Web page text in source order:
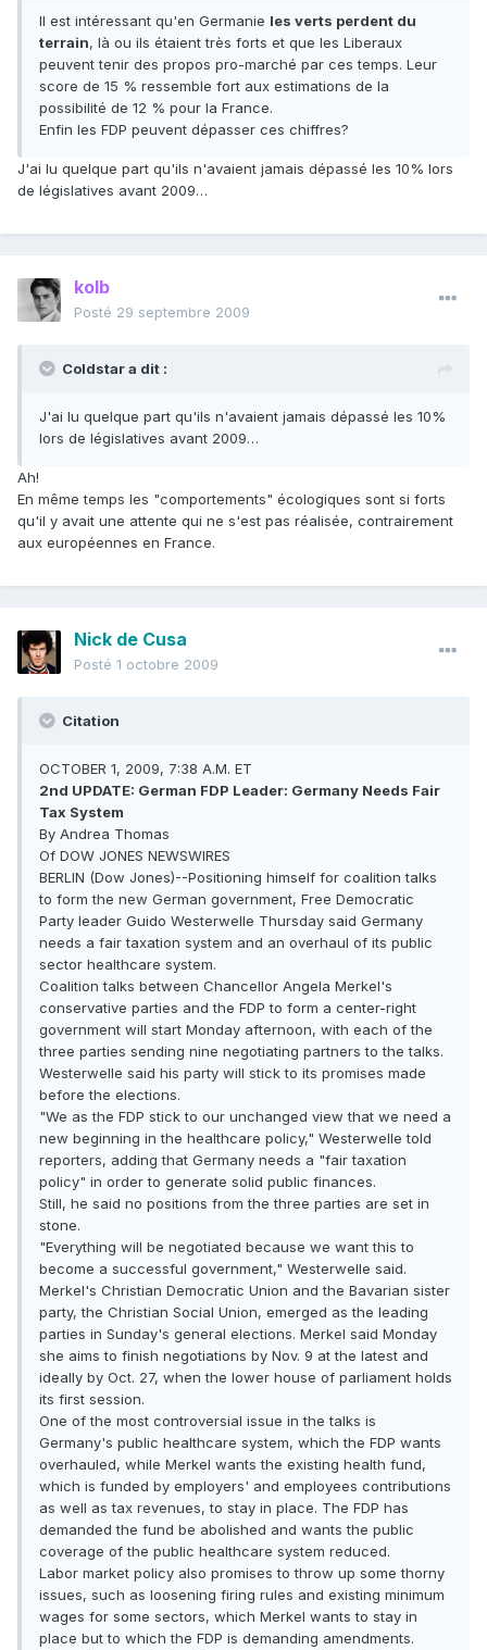
Il est intéressant qu'en Germanie les verts perdent du
terrain, là ou ils étaient très forts et que les Liberaux
peuvent tenir des propos pro-marché par ces temps. Leur
score de 15 % ressemble fort aux estimations de la
possibilité de 12 % pour la France.
Enfin les FDP peuvent dépasser ces chiffres?
J'ai lu quelque part qu'ils n'avaient jamais dépassé les 10% lors
de législatives avant 2009…
kolb
Posté 29 septembre 2009
Coldstar a dit :
J'ai lu quelque part qu'ils n'avaient jamais dépassé les 10%
lors de législatives avant 2009…
Ah!
En même temps les "comportements" écologiques sont si forts
qu'il y avait une attente qui ne s'est pas réalisée, contrairement
aux européennes en France.
Nick de Cusa
Posté 1 octobre 2009
Citation
OCTOBER 1, 2009, 7:38 A.M. ET
2nd UPDATE: German FDP Leader: Germany Needs Fair
Tax System
By Andrea Thomas
Of DOW JONES NEWSWIRES
BERLIN (Dow Jones)--Positioning himself for coalition talks
to form the new German government, Free Democratic
Party leader Guido Westerwelle Thursday said Germany
needs a fair taxation system and an overhaul of its public
sector healthcare system.
Coalition talks between Chancellor Angela Merkel's
conservative parties and the FDP to form a center-right
government will start Monday afternoon, with each of the
three parties sending nine negotiating partners to the talks.
Westerwelle said his party will stick to its promises made
before the elections.
"We as the FDP stick to our unchanged view that we need a
new beginning in the healthcare policy," Westerwelle told
reporters, adding that Germany needs a "fair taxation
policy" in order to generate solid public finances.
Still, he said no positions from the three parties are set in
stone.
"Everything will be negotiated because we want this to
become a successful government," Westerwelle said.
Merkel's Christian Democratic Union and the Bavarian sister
party, the Christian Social Union, emerged as the leading
parties in Sunday's general elections. Merkel said Monday
she aims to finish negotiations by Nov. 9 at the latest and
ideally by Oct. 27, when the lower house of parliament holds
its first session.
One of the most controversial issue in the talks is
Germany's public healthcare system, which the FDP wants
overhauled, while Merkel wants the existing health fund,
which is funded by employers' and employees contributions
as well as tax revenues, to stay in place. The FDP has
demanded the fund be abolished and wants the public
coverage of the public healthcare system reduced.
Labor market policy also promises to throw up some thorny
issues, such as loosening firing rules and existing minimum
wages for some sectors, which Merkel wants to stay in
place but to which the FDP is demanding amendments.